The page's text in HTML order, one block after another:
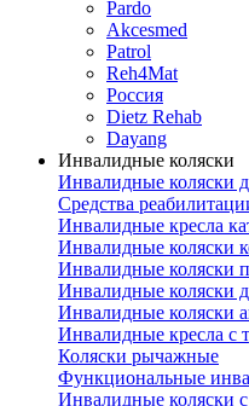
Pardo
Akcesmed
Patrol
Reh4Mat
Россия
Dietz Rehab
Dayang
Инвалидные коляски
Инвалидные коляски
Средства
Инвалидные кресла
Инвалидные коляски
Инвалидные коляски
Инвалидные коляски
Инвалидные коляски
Инвалидные кресла с
Коляски рычажные
Функциональные
Инвалидные коляски